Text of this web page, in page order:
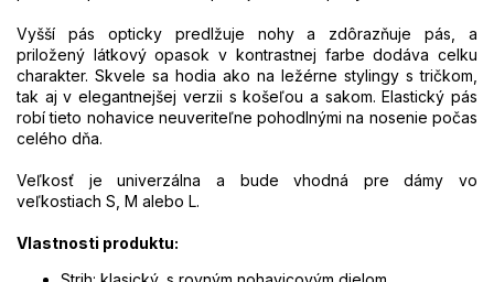
Vyšší pás opticky predlžuje nohy a zdôrazňuje pás, a
priložený látkový opasok v kontrastnej farbe dodáva celku
charakter. Skvele sa hodia ako na ležérne stylingy s tričkom,
tak aj v elegantnejšej verzii s košeľou a sakom. Elastický pás
robí tieto nohavice neuveriteľne pohodlnými na nosenie počas
celého dňa.
Veľkosť je univerzálna a bude vhodná pre dámy vo
veľkostiach S, M alebo L.
Vlastnosti produktu: